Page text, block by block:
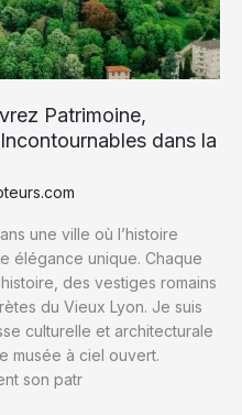
Patrimoine,
dans la
une ville où l’histoire
élégance unique. Chaque
des vestiges romains
du Vieux Lyon. Je suis
culturelle et architecturale
musée à ciel ouvert.
son patr